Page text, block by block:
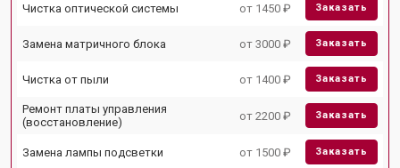
Чистка оптической системы от 1450 ₽ Заказать
Замена матричного блока от 3000 ₽ Заказать
Чистка от пыли от 1400 ₽ Заказать
Ремонт платы управления
(восстановление)
от 2200 ₽ Заказать
Замена лампы подсветки от 1500 ₽ Заказать